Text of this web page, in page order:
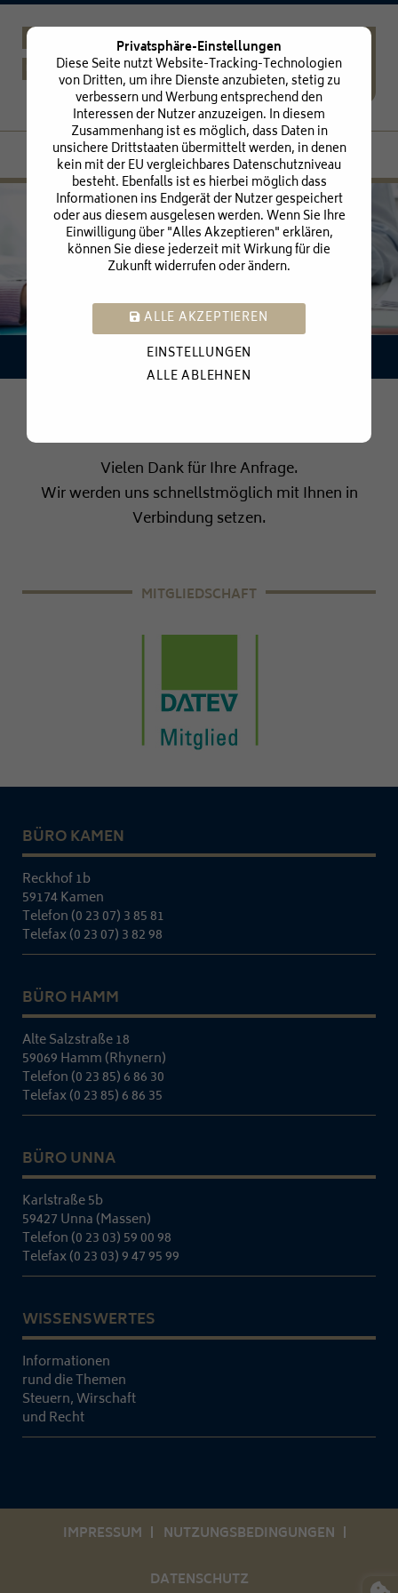
Privatsphäre-Einstellungen
Diese Seite nutzt Website-Tracking-Technologien
von Dritten, um ihre Dienste anzubieten, stetig zu
verbessern und Werbung entsprechend den
Interessen der Nutzer anzuzeigen. In diesem
Zusammenhang ist es möglich, dass Daten in
unsichere Drittstaaten übermittelt werden, in denen
kein mit der EU vergleichbares Datenschutzniveau
besteht. Ebenfalls ist es hierbei möglich dass
Informationen ins Endgerät der Nutzer gespeichert
oder aus diesem ausgelesen werden. Wenn Sie Ihre
Einwilligung über "Alles Akzeptieren" erklären,
können Sie diese jederzeit mit Wirkung für die
Zukunft widerrufen oder ändern.
ALLE AKZEPTIEREN
EINSTELLUNGEN
ALLE ABLEHNEN
Startseite
Unsere Kanzlei
Service
Karriere
Ihre Ziele sind unsere Motivation.
Vielen Dank für Ihre Anfrage.
Wir werden uns schnellstmöglich mit Ihnen in
Verbindung setzen.
MITGLIEDSCHAFT
BÜRO KAMEN
Reckhof 1b
59174 Kamen
Telefon (0 23 07) 3 85 81
Telefax (0 23 07) 3 82 98
BÜRO HAMM
Alte Salzstraße 18
59069 Hamm (Rhynern)
Telefon (0 23 85) 6 86 30
Telefax (0 23 85) 6 86 35
BÜRO UNNA
Karlstraße 5b
59427 Unna (Massen)
Telefon (0 23 03) 59 00 98
Telefax (0 23 03) 9 47 95 99
WISSENSWERTES
Informationen
rund die Themen
Steuern, Wirschaft
und Recht
IMPRESSUM NUTZUNGSBEDINGUNGEN
DATENSCHUTZ